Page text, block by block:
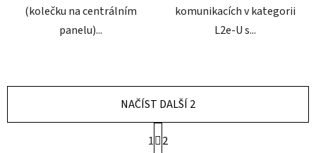
(kolečku na centrálním
panelu)...
komunikacích v kategorii
L2e-U s...
NAČÍST DALŠÍ 2
S
t
1
2